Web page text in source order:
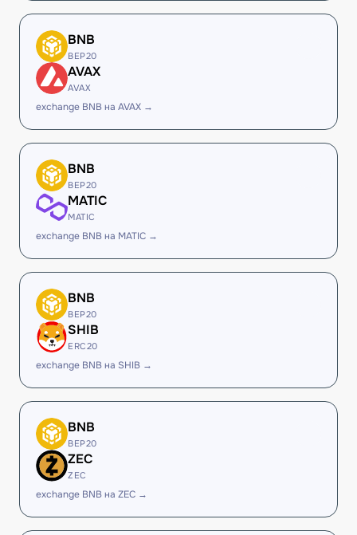
BNB
BEP20
AVAX
AVAX
exchange BNB на AVAX →
BNB
BEP20
MATIC
MATIC
exchange BNB на MATIC →
BNB
BEP20
SHIB
ERC20
exchange BNB на SHIB →
BNB
BEP20
ZEC
ZEC
exchange BNB на ZEC →